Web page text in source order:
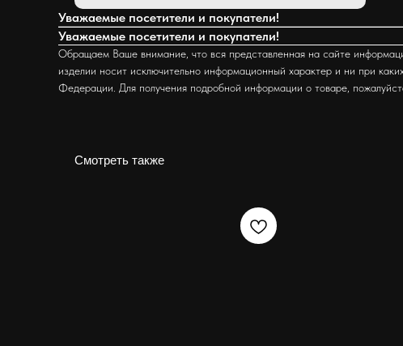
Уважаемые посетители и покупатели!
Уважаемые посетители и покупатели!
Обращаем Ваше внимание, что вся представленная на сайте
изделии носит исключительно информационный характер и ни при
Федерации. Для получения подробной информации о товаре,
Смотреть также